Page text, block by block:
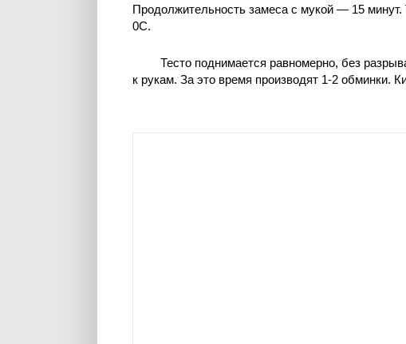
Продолжительность замеса с мукой — 15
0C.
Тесто поднимается равномерно, без
к рукам. За это время производят 1-2 обминки.